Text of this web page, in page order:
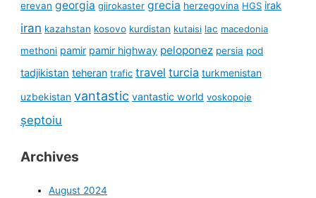
erevan georgia gjirokaster grecia herzegovina HGS irak
iran kazahstan kosovo kurdistan kutaisi lac macedonia
methoni pamir pamir highway peloponez persia pod
tadjikistan teheran trafic travel turcia turkmenistan
uzbekistan vantastic vantastic world voskopoje
șeptoiu
Archives
August 2024